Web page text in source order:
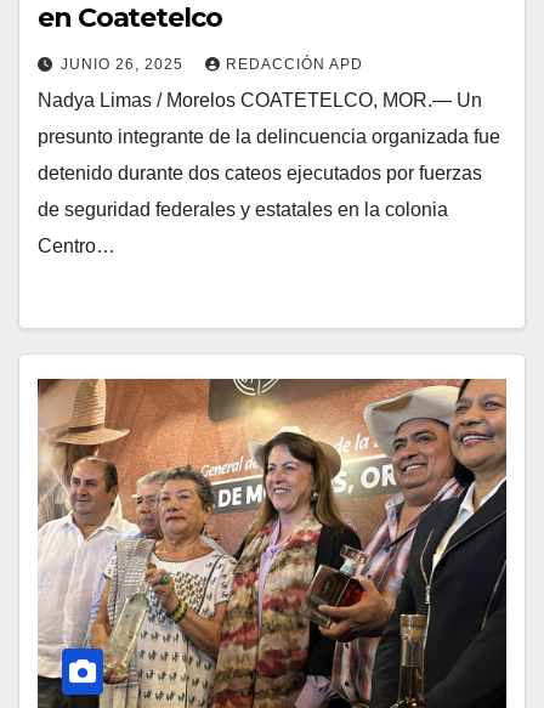
en Coatetelco
JUNIO 26, 2025 REDACCIÓN APD
Nadya Limas / Morelos COATETELCO, MOR.— Un
presunto integrante de la delincuencia organizada fue
detenido durante dos cateos ejecutados por fuerzas
de seguridad federales y estatales en la colonia
Centro…